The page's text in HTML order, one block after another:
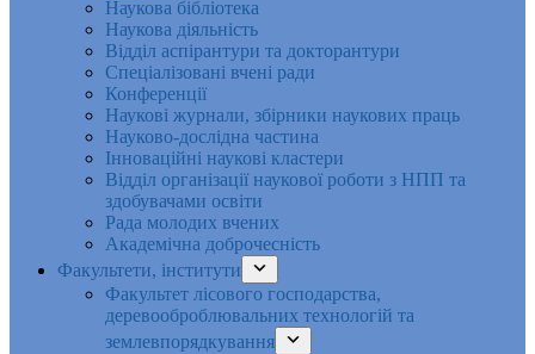
Наукова бібліотека
Наукова діяльність
Відділ аспірантури та докторантури
Спеціалізовані вчені ради
Конференції
Наукові журнали, збірники наукових праць
Науково-дослідна частина
Інноваційні наукові кластери
Відділ організації наукової роботи з НПП та
здобувачами освіти
Рада молодих вчених
Академічна доброчесність
Факультети, інститути
Факультет лісового господарства,
деревооброблювальних технологій та
землевпорядкування